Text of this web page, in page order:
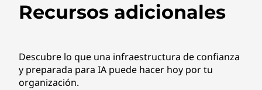
Recursos adicionales
Descubre lo que una infraestructura de confianza
y preparada para IA puede hacer hoy por tu
organización.